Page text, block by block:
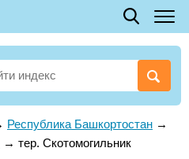
Республика Башкортостан →
→ тер. Скотомогильник